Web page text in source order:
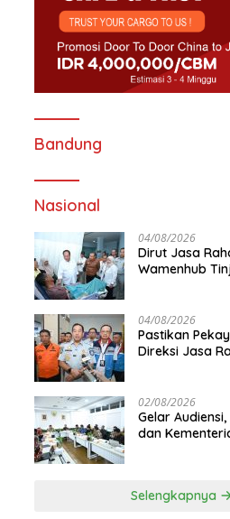
Bandung
Nasional
04/08/2026
Dirut Jasa
Wamenhub
04/08/2026
Pastikan
Direksi Jasa
02/08/2026
Gelar
dan
Selengkapnya